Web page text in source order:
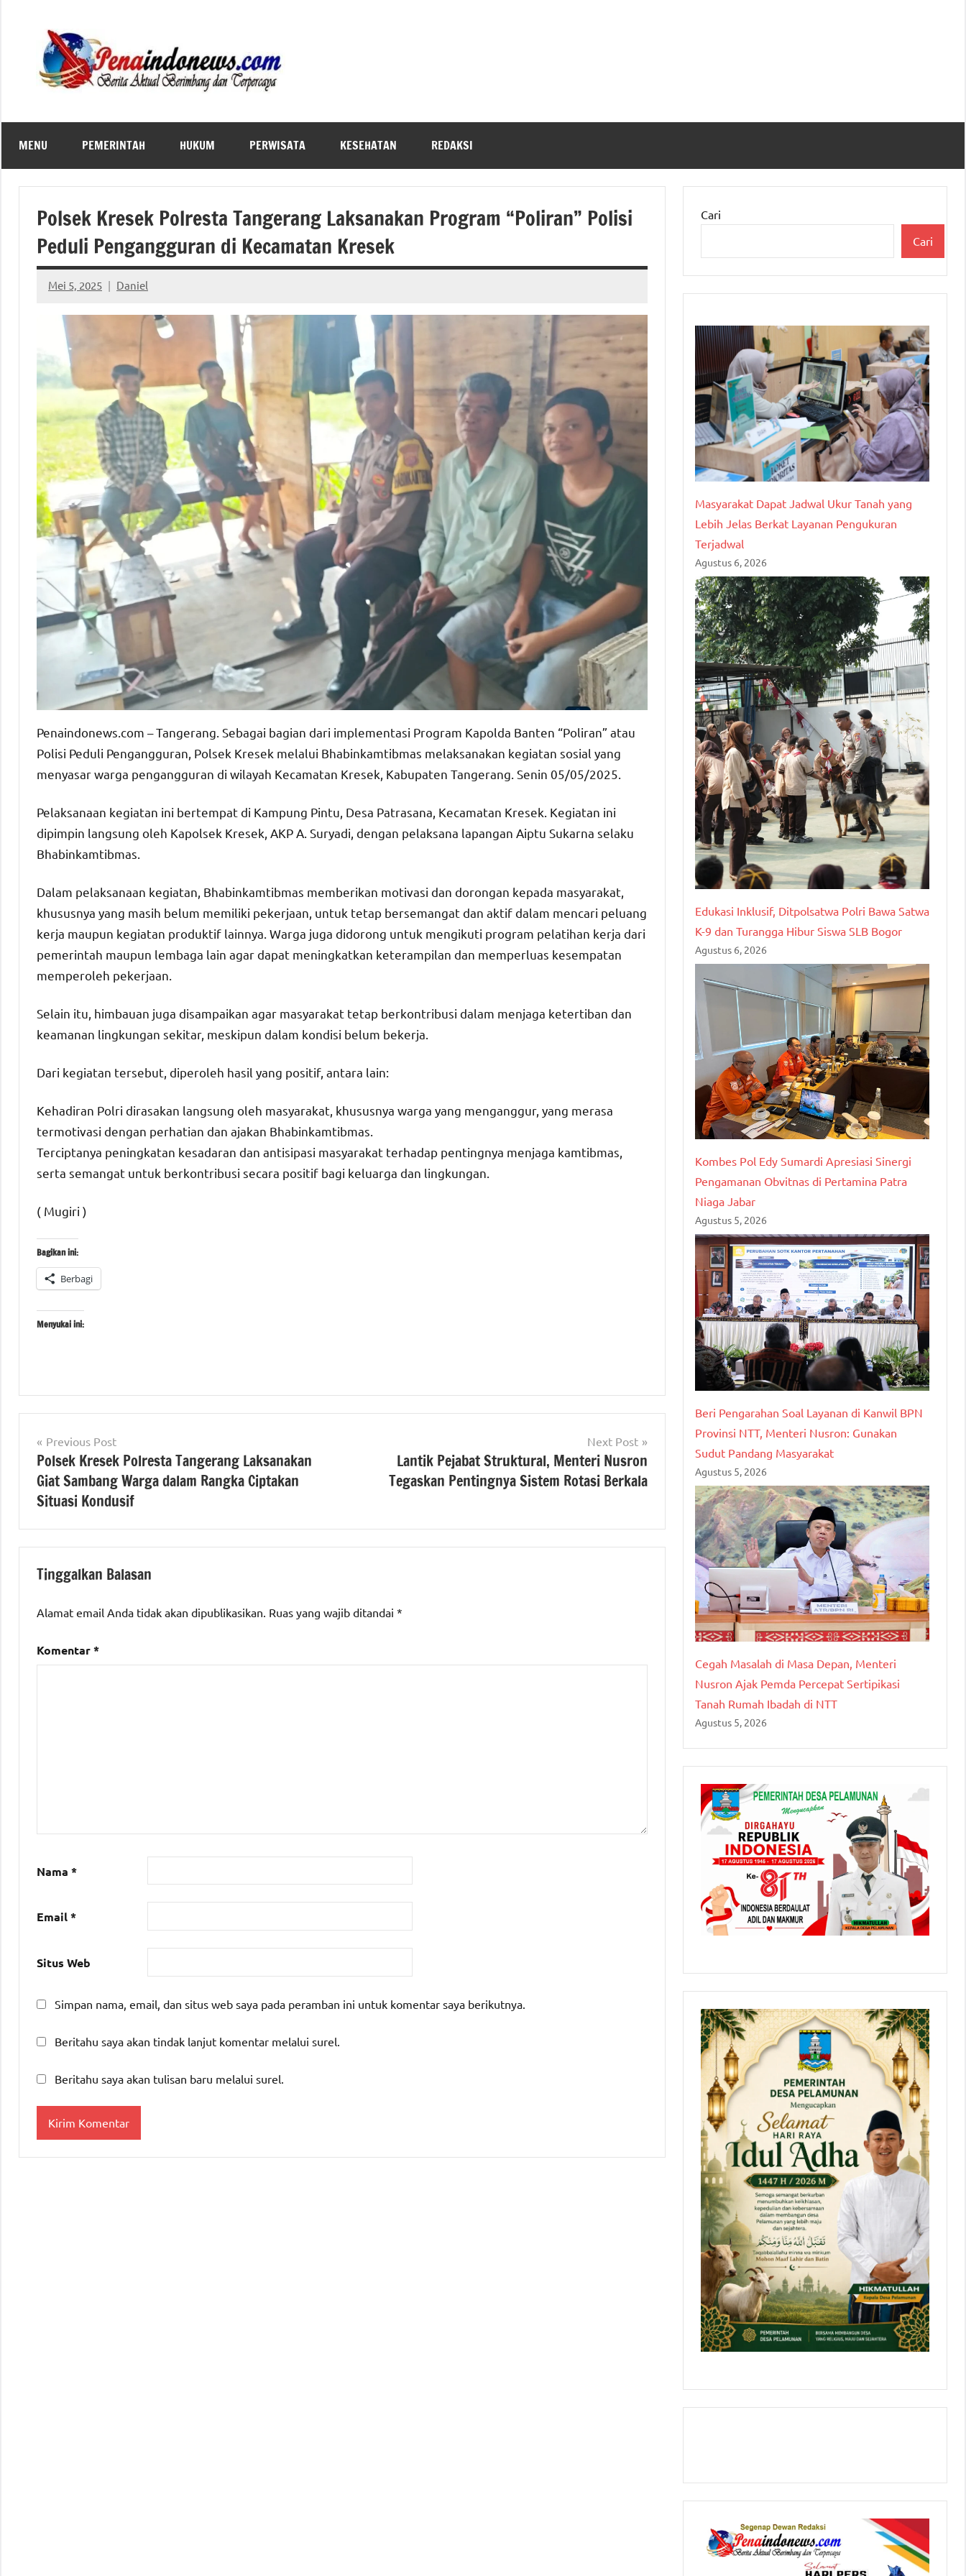
MENU PEMERINTAH HUKUM PERWISATA KESEHATAN REDAKSI
Polsek Kresek Polresta Tangerang Laksanakan Program “Poliran” Polisi
Peduli Pengangguran di Kecamatan Kresek
Mei 5, 2025 Daniel
No
comments
Penaindonews.com – Tangerang. Sebagai bagian dari implementasi Program Kapolda Banten “Poliran” atau
Polisi Peduli Pengangguran, Polsek Kresek melalui Bhabinkamtibmas melaksanakan kegiatan sosial yang
menyasar warga pengangguran di wilayah Kecamatan Kresek, Kabupaten Tangerang. Senin 05/05/2025.
Pelaksanaan kegiatan ini bertempat di Kampung Pintu, Desa Patrasana, Kecamatan Kresek. Kegiatan ini
dipimpin langsung oleh Kapolsek Kresek, AKP A. Suryadi, dengan pelaksana lapangan Aiptu Sukarna selaku
Bhabinkamtibmas.
Dalam pelaksanaan kegiatan, Bhabinkamtibmas memberikan motivasi dan dorongan kepada masyarakat,
khususnya yang masih belum memiliki pekerjaan, untuk tetap bersemangat dan aktif dalam mencari peluang
kerja maupun kegiatan produktif lainnya. Warga juga didorong untuk mengikuti program pelatihan kerja dari
pemerintah maupun lembaga lain agar dapat meningkatkan keterampilan dan memperluas kesempatan
memperoleh pekerjaan.
Selain itu, himbauan juga disampaikan agar masyarakat tetap berkontribusi dalam menjaga ketertiban dan
keamanan lingkungan sekitar, meskipun dalam kondisi belum bekerja.
Dari kegiatan tersebut, diperoleh hasil yang positif, antara lain:
Kehadiran Polri dirasakan langsung oleh masyarakat, khususnya warga yang menganggur, yang merasa
termotivasi dengan perhatian dan ajakan Bhabinkamtibmas.
Terciptanya peningkatan kesadaran dan antisipasi masyarakat terhadap pentingnya menjaga kamtibmas,
serta semangat untuk berkontribusi secara positif bagi keluarga dan lingkungan.
( Mugiri )
Bagikan ini:
Berbagi
Menyukai ini:
#Kecamatan
kresek,
#polresta
tangerang,
berita
nasional
polri
Navigasi
pos
Previous Post
Polsek Kresek Polresta Tangerang Laksanakan
Giat Sambang Warga dalam Rangka Ciptakan
Situasi Kondusif
Next Post
Lantik Pejabat Struktural, Menteri Nusron
Tegaskan Pentingnya Sistem Rotasi Berkala
Tinggalkan Balasan
Alamat email Anda tidak akan dipublikasikan. Ruas yang wajib ditandai *
Komentar*
Nama *
Email*
Situs Web
Simpan nama, email, dan situs web saya pada peramban ini untuk komentar saya berikutnya.
Beritahu saya akan tindak lanjut komentar melalui surel.
Beritahu saya akan tulisan baru melalui surel.
Cari
Cari
Masyarakat Dapat Jadwal Ukur Tanah yang
Lebih Jelas Berkat Layanan Pengukuran
Terjadwal
Agustus 6, 2026
Edukasi Inklusif, Ditpolsatwa Polri Bawa Satwa
K-9 dan Turangga Hibur Siswa SLB Bogor
Agustus 6, 2026
Kombes Pol Edy Sumardi Apresiasi Sinergi
Pengamanan Obvitnas di Pertamina Patra
Niaga Jabar
Agustus 5, 2026
Beri Pengarahan Soal Layanan di Kanwil BPN
Provinsi NTT, Menteri Nusron: Gunakan
Sudut Pandang Masyarakat
Agustus 5, 2026
Cegah Masalah di Masa Depan, Menteri
Nusron Ajak Pemda Percepat Sertipikasi
Tanah Rumah Ibadah di NTT
Agustus 5, 2026